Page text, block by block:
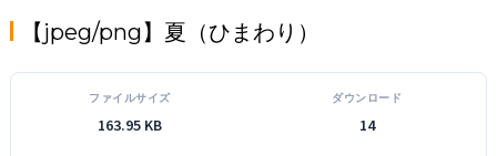
【jpeg/png】夏（ひまわり）
ファイルサイズ
163.95 KB
ダウンロード
14